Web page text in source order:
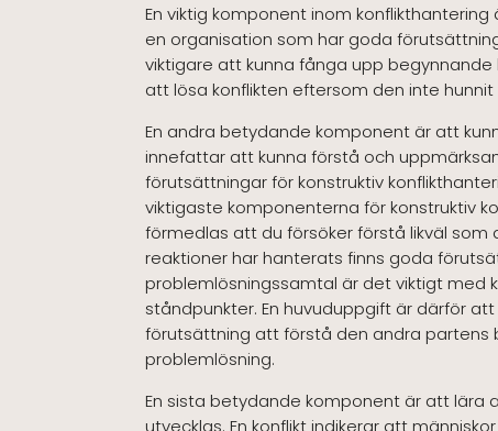
En viktig komponent inom
en organisation som har goda
viktigare att kunna fånga upp
att lösa konflikten eftersom den inte
En andra betydande komponent är att
innefattar att kunna förstå och
förutsättningar för konstruktiv
viktigaste komponenterna för konstruktiv
förmedlas att du försöker förstå likväl
reaktioner har hanterats finns goda
problemlösningssamtal är det viktigt med
ståndpunkter. En huvuduppgift är därför
förutsättning att förstå den andra partens
problemlösning.
En sista betydande komponent är att lära
utvecklas. En konflikt indikerar att